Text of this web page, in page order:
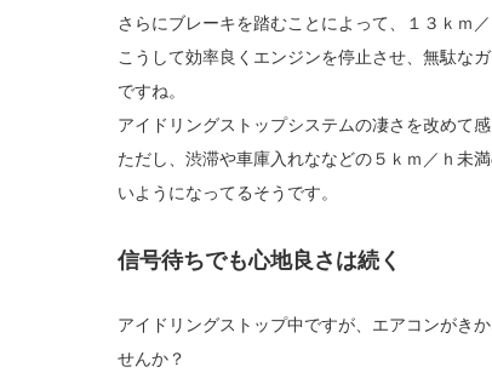
さらにブレーキを踏むことによって、１３ｋｍ
こうして効率良くエンジンを停止させ、無駄な
ですね。
アイドリングストップシステムの凄さを改めて感
ただし、渋滞や車庫入れななどの５ｋｍ／ｈ未
いようになってるそうです。
信号待ちでも心地良さは続く
アイドリングストップ中ですが、エアコンがき
せんか？